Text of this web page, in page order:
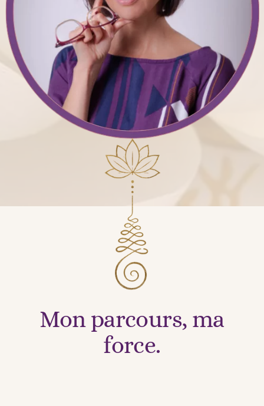
Mon parcours, ma
force.